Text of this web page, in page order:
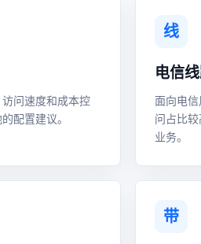
问速度和成本控
配置建议。
线
电信
面向电
问占比
业务。
带